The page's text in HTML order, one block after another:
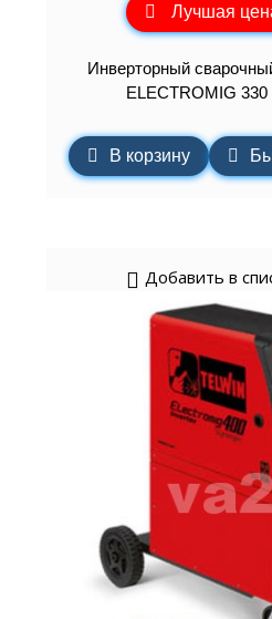
Лучшая
Инверторный
ELECTROMIG 330
В корзину
Добавить в